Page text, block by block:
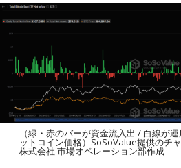
（緑・赤のバーが資金流入出 / 白線が
ットコイン価格）SoSoValue提供のチ
株式会社 市場オペレーション部作成